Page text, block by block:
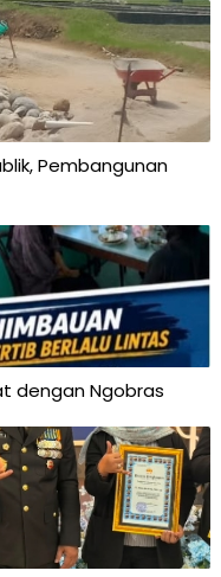
Pembangunan
dengan Ngobras